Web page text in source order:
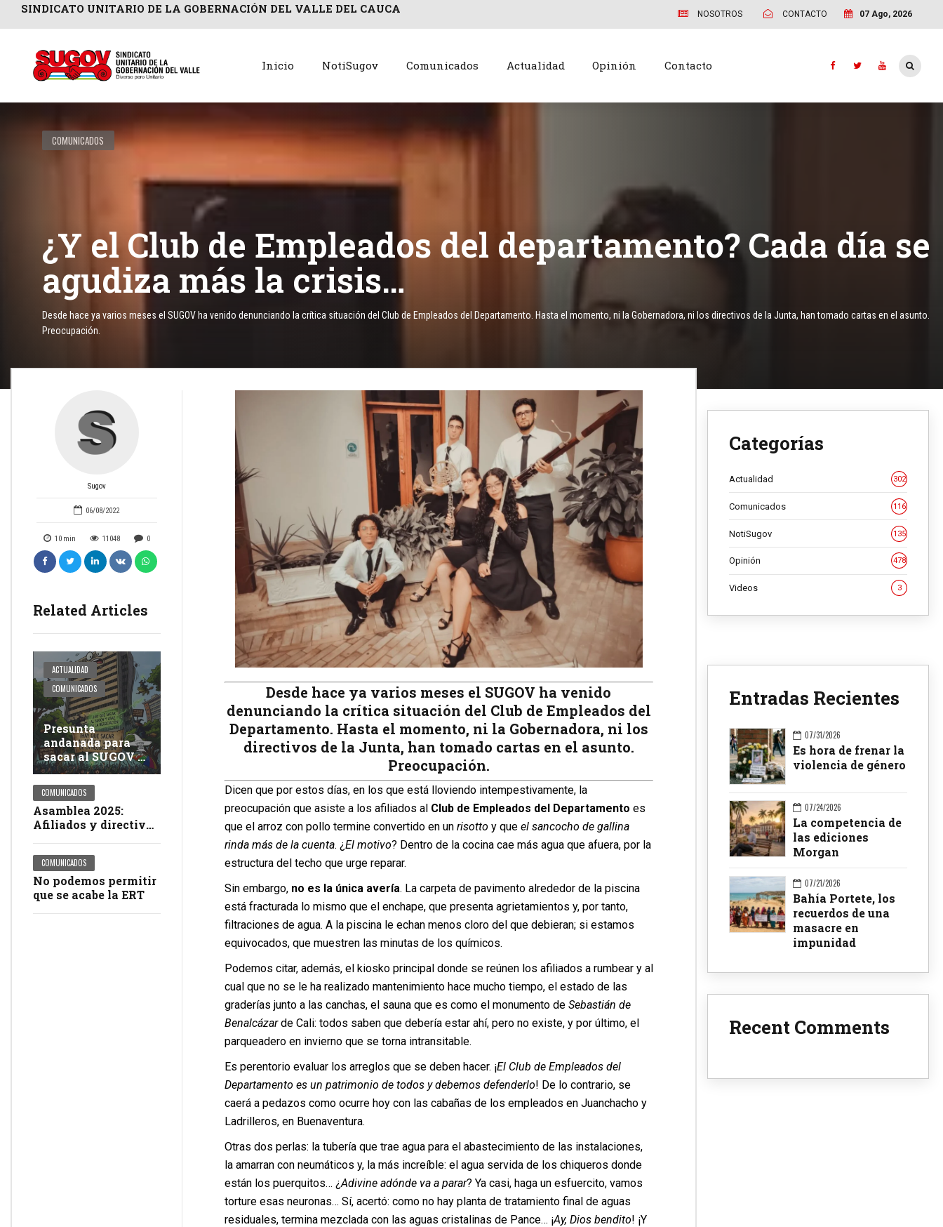
SINDICATO UNITARIO DE LA GOBERNACIÓN DEL VALLE DEL CAUCA NOSOTROS CONTACTO 07 Ago, 2026
Inicio NotiSugov Comunicados Actualidad Opinión Contacto
COMUNICADOS
¿Y el Club de Empleados del departamento? Cada día se
agudiza más la crisis…
Desde hace ya varios meses el SUGOV ha venido denunciando la crítica situación del Club de Empleados del Departamento. Hasta el momento, ni la Gobernadora, ni los directivos de la Junta, han tomado cartas en el asunto.
Preocupación.
Sugov
06/08/2022
10 min 11048 0
Related Articles
ACTUALIDAD
COMUNICADOS
Presunta
andanada para
sacar al SUGOV y
a USAE de la
negociación del
pliego petitorio
COMUNICADOS
Asamblea 2025:
Afiliados y directivos
del estadio
COMUNICADOS
No podemos permitir
que se acabe la ERT
Desde hace ya varios meses el SUGOV ha venido
denunciando la crítica situación del Club de Empleados del
Departamento. Hasta el momento, ni la Gobernadora, ni los
directivos de la Junta, han tomado cartas en el asunto.
Preocupación.
Dicen que por estos días, en los que está lloviendo intempestivamente, la
preocupación que asiste a los afiliados al Club de Empleados del Departamento es
que el arroz con pollo termine convertido en un risotto y que el sancocho de gallina
rinda más de la cuenta. ¿El motivo? Dentro de la cocina cae más agua que afuera, por la
estructura del techo que urge reparar.
Sin embargo, no es la única avería. La carpeta de pavimento alrededor de la piscina
está fracturada lo mismo que el enchape, que presenta agrietamientos y, por tanto,
filtraciones de agua. A la piscina le echan menos cloro del que debieran; si estamos
equivocados, que muestren las minutas de los químicos.
Podemos citar, además, el kiosko principal donde se reúnen los afiliados a rumbear y al
cual que no se le ha realizado mantenimiento hace mucho tiempo, el estado de las
graderías junto a las canchas, el sauna que es como el monumento de Sebastián de
Benalcázarde Cali: todos saben que debería estar ahí, pero no existe, y por último, el
parqueadero en invierno que se torna intransitable.
Es perentorio evaluar los arreglos que se deben hacer. ¡El Club de Empleados del
Departamento es un patrimonio de todos y debemos defenderlo! De lo contrario, se
caerá a pedazos como ocurre hoy con las cabañas de los empleados en Juanchacho y
Ladrilleros, en Buenaventura.
Otras dos perlas: la tubería que trae agua para el abastecimiento de las instalaciones,
la amarran con neumáticos y, la más increíble: el agua servida de los chiqueros donde
están los puerquitos… ¿Adivine adónde va a parar? Ya casi, haga un esfuercito, vamos
torture esas neuronas… Sí, acertó: como no hay planta de tratamiento final de aguas
residuales, termina mezclada con las aguas cristalinas de Pance… ¡Ay, Dios bendito! ¡Y
Categorías
Actualidad 302
Comunicados 116
NotiSugov 135
Opinión 478
Videos 3
Entradas Recientes
07/31/2026
Es hora de frenar la
violencia de género
07/24/2026
La competencia de
las ediciones
Morgan
07/21/2026
Bahía Portete, los
recuerdos de una
masacre en
impunidad
Recent Comments